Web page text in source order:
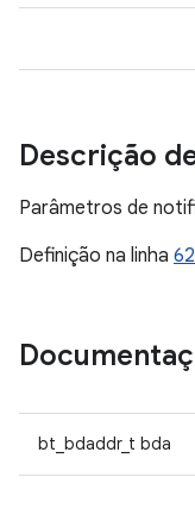
Descrição
Parâmetros de
Definição na linha 62
bt_bdaddr_t bda